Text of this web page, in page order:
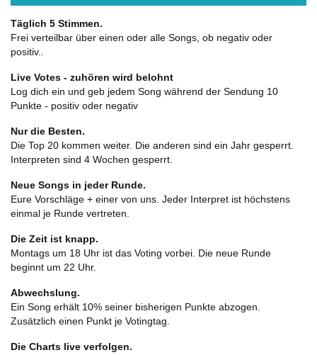
Täglich 5 Stimmen.
Frei verteilbar über einen oder alle Songs, ob negativ oder
positiv..
Live Votes - zuhören wird belohnt
Log dich ein und geb jedem Song während der Sendung 10
Punkte - positiv oder negativ
Nur die Besten.
Die Top 20 kommen weiter. Die anderen sind ein Jahr gesperrt.
Interpreten sind 4 Wochen gesperrt.
Neue Songs in jeder Runde.
Eure Vorschläge + einer von uns. Jeder Interpret ist höchstens
einmal je Runde vertreten.
Die Zeit ist knapp.
Montags um 18 Uhr ist das Voting vorbei. Die neue Runde
beginnt um 22 Uhr.
Abwechslung.
Ein Song erhält 10% seiner bisherigen Punkte abzogen.
Zusätzlich einen Punkt je Votingtag.
Die Charts live verfolgen.